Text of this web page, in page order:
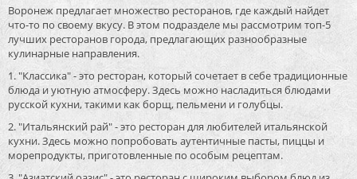
Воронеж предлагает множество ресторанов, где каждый найдет
что-то по своему вкусу. В этом подразделе мы рассмотрим топ-5
лучших ресторанов города, предлагающих разнообразные
кулинарные направления.
1. "Классика" - это ресторан, который сочетает в себе традиционные
блюда и уютную атмосферу. Здесь можно насладиться блюдами
русской кухни, такими как борщ, пельмени и голубцы.
2. "Итальянский рай" - это ресторан для любителей итальянской
кухни. Здесь можно попробовать аутентичные пасты, пиццы и
морепродукты, приготовленные по особым рецептам.